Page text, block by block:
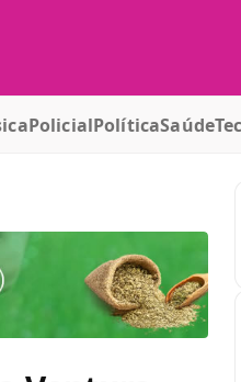
PolicialPolíticaSaúde